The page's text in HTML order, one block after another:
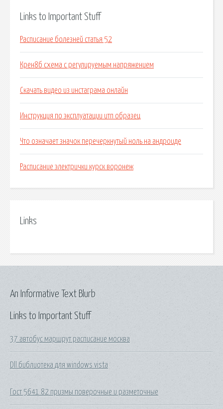
Links to Important Stuff
Расписание болезней статья 52
Крен8б схема с регулируемым напряжением
Скачать видео из инстаграма онлайн
Инструкция по эксплуатации итп образец
Что означает значок перечеркнутый ноль на андроиде
Расписание электрички курск воронеж
Links
Links to Important Stuff
37 автобус маршрут расписание москва
Dll библиотека для windows vista
Гост 5641 82 призмы поверочные и разметочные
An Informative Text Blurb